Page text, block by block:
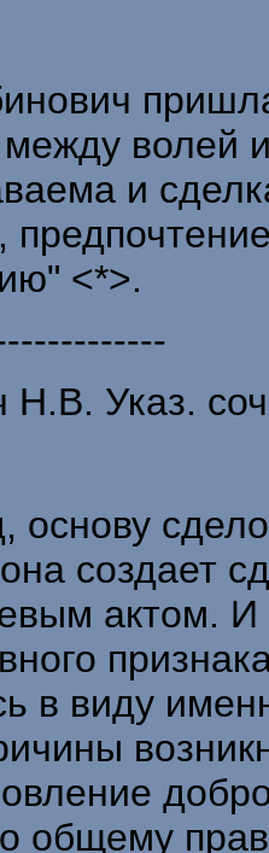
волей
и
<*>.
Н.В. Указ.
основу
создает
актом.
в виду
общему